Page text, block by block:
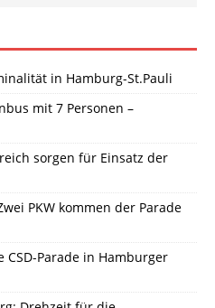
in Hamburg-St.Pauli
mit 7 Personen –
sorgen für Einsatz der
PKW kommen der Parade
Parade in Hamburger